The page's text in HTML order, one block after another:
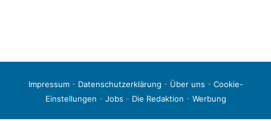
Impressum- Datenschutzerklärung - Über uns - Cookie-
Einstellungen - Jobs - Die Redaktion - Werbung